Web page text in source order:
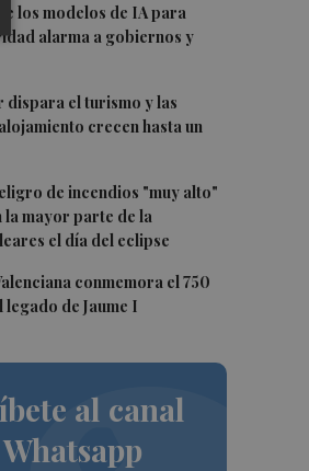
los modelos de IA para
alarma a gobiernos y
dispara el turismo y las
crecen hasta un
de incendios "muy alto"
la mayor parte de la
el día del eclipse
conmemora el 750
de Jaume I
al canal